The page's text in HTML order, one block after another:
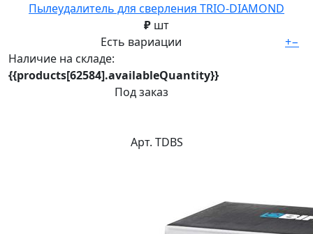
Пылеудалитель для сверления TRIO-DIAMOND
₽ шт
Есть вариации
Наличие на складе:
{{products[62584].availableQuantity}}
Под заказ
+−
Арт. TDBS